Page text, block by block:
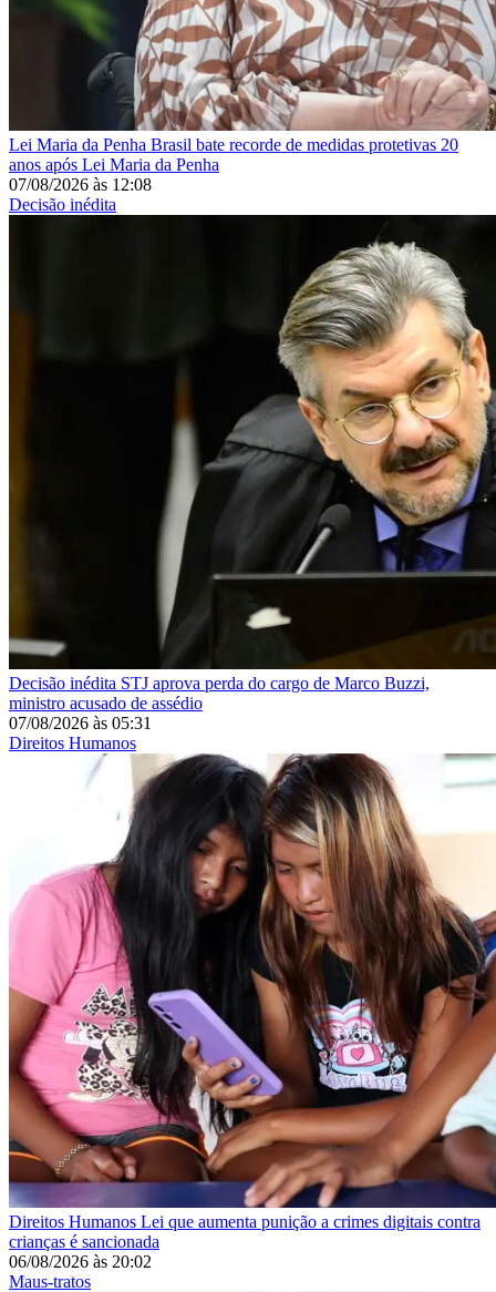
Lei Maria da Penha Brasil bate recorde de medidas protetivas 20
anos após Lei Maria da Penha
07/08/2026 às 12:08
Decisão inédita
Decisão inédita STJ aprova perda do cargo de Marco Buzzi,
ministro acusado de assédio
07/08/2026 às 05:31
Direitos Humanos
Direitos Humanos Lei que aumenta punição a crimes digitais contra
crianças é sancionada
06/08/2026 às 20:02
Maus-tratos